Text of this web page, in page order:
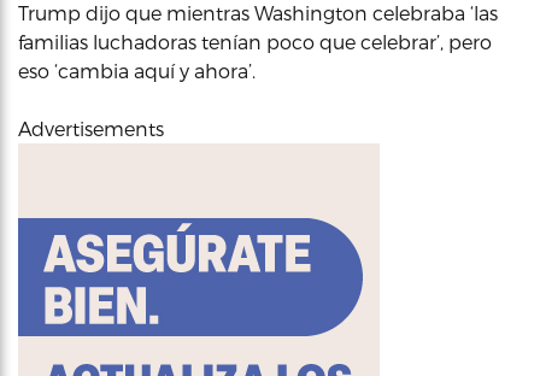
Trump dijo que mientras Washington celebraba ‘las
familias luchadoras tenían poco que celebrar’, pero
eso ‘cambia aquí y ahora’.
Advertisements